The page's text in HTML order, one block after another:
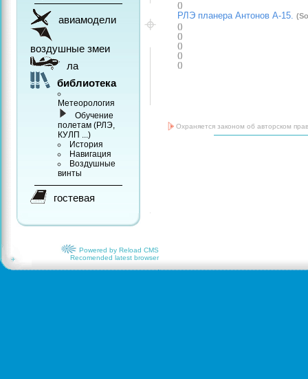
авиамодели
воздушные змеи
ла
библиотека
Метеорология
Обучение
полетам (РЛЭ,
КУЛП ...)
История
Навигация
Воздушные
винты
гостевая
()
РЛЭ планера Антонов А-15.
()
()
()
()
()
Охраняется законом об авторском
Powered by Relоаd СМS
Recomended latest browser